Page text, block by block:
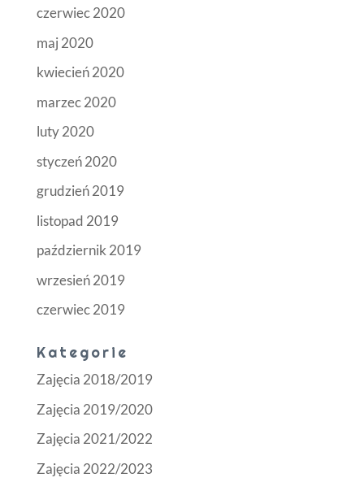
czerwiec 2020
maj 2020
kwiecień 2020
marzec 2020
luty 2020
styczeń 2020
grudzień 2019
listopad 2019
październik 2019
wrzesień 2019
czerwiec 2019
Kategorie
Zajęcia 2018/2019
Zajęcia 2019/2020
Zajęcia 2021/2022
Zajęcia 2022/2023